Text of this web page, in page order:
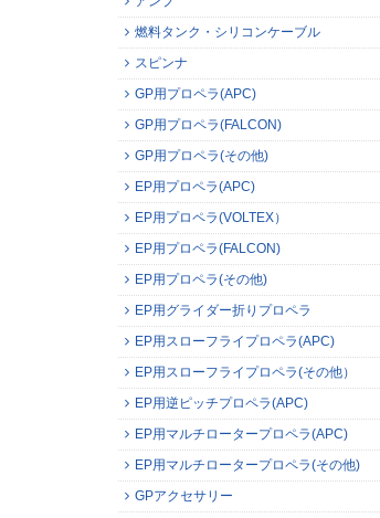
燃料タンク・シリコンケーブル
スピンナ
GP用プロペラ(APC)
GP用プロペラ(FALCON)
GP用プロペラ(その他)
EP用プロペラ(APC)
EP用プロペラ(VOLTEX）
EP用プロペラ(FALCON)
EP用プロペラ(その他)
EP用グライダー折りプロペラ
EP用スローフライプロペラ(APC)
EP用スローフライプロペラ(その他）
EP用逆ピッチプロペラ(APC)
EP用マルチロータープロペラ(APC)
EP用マルチロータープロペラ(その他)
GPアクセサリー